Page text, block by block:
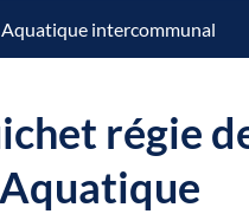
Aquatique intercommunal
régie